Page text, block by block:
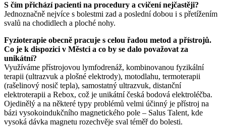
S čím přichází pacienti na procedury a cvičení nejčastěji?
Jednoznačně nejvíce s bolestmi zad a poslední dobou i s přetížením
svalů na chodidlech a ploché nohy.
Fyzioterapie obecně pracuje s celou řadou metod a přístrojů.
Co je k dispozici v Městci a co by se dalo považovat za
unikátní?
Využíváme přístrojovou lymfodrenáž, kombinovanou fyzikální
terapii (ultrazvuk a plošné elektrody), motodlahu, termoterapii
(rašelinový nosič tepla), samostatný ultrazvuk, distanční
elektroterapii a Rebox, což je unikátní česká bodová elektroléčba.
Ojedinělý a na některé typy problémů velmi účinný je přístroj na
bázi vysokoindukčního magnetického pole – Salus Talent, kde
vysoká dávka magnetu rozechvěje sval téměř do bolesti.